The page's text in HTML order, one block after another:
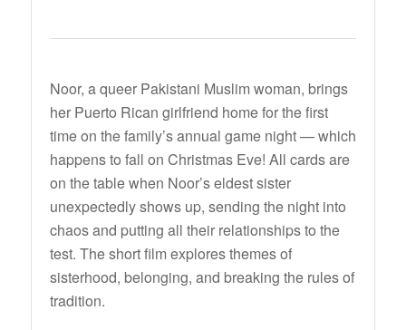
Noor, a queer Pakistani Muslim woman, brings
her Puerto Rican girlfriend home for the first
time on the family’s annual game night — which
happens to fall on Christmas Eve! All cards are
on the table when Noor’s eldest sister
unexpectedly shows up, sending the night into
chaos and putting all their relationships to the
test. The short film explores themes of
sisterhood, belonging, and breaking the rules of
tradition.